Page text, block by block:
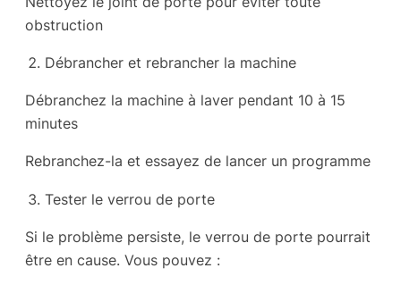
obstruction
Débrancher et rebrancher la machine
Débranchez la machine à laver pendant 10 à 15
minutes
Rebranchez-la et essayez de lancer un programme
Tester le verrou de porte
Si le problème persiste, le verrou de porte pourrait
être en cause. Vous pouvez :